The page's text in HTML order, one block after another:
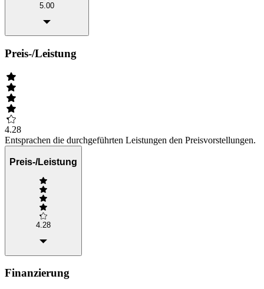
5.00
Preis-/Leistung
4.28
Entsprachen die durchgeführten Leistungen den Preisvorstellungen.
Preis-/Leistung
4.28
Finanzierung